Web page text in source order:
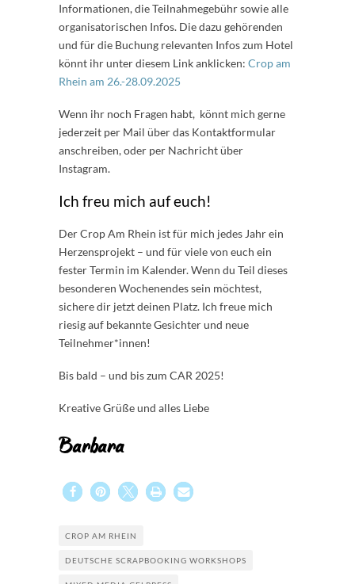
Informationen, die Teilnahmegebühr sowie alle
organisatorischen Infos. Die dazu gehörenden
und für die Buchung relevanten Infos zum Hotel
könnt ihr unter diesem Link anklicken: Crop am
Rhein am 26.-28.09.2025
Wenn ihr noch Fragen habt, könnt mich gerne
jederzeit per Mail über das Kontaktformular
anschreiben, oder per Nachricht über
Instagram.
Ich freu mich auf euch!
Der Crop Am Rhein ist für mich jedes Jahr ein
Herzensprojekt – und für viele von euch ein
fester Termin im Kalender. Wenn du Teil dieses
besonderen Wochenendes sein möchtest,
sichere dir jetzt deinen Platz. Ich freue mich
riesig auf bekannte Gesichter und neue
Teilnehmer*innen!
Bis bald – und bis zum CAR 2025!
Kreative Grüße und alles Liebe
Barbara
CROP AM RHEIN
DEUTSCHE SCRAPBOOKING WORKSHOPS